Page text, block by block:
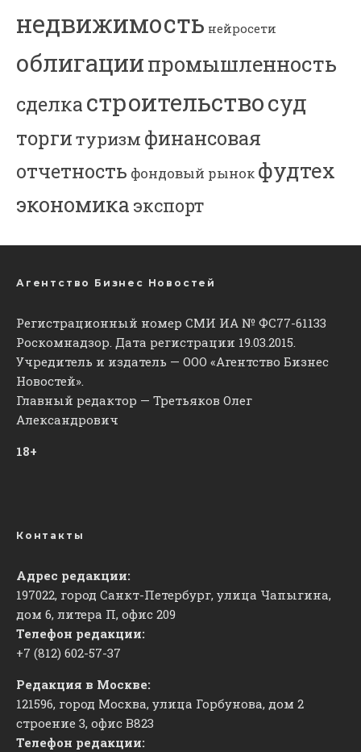
недвижимость нейросети
облигациипромышленность
сделкастроительствосуд
торгитуризм финансовая
отчетность фондовый рынок фудтех
экономика экспорт
Агентство Бизнес Новостей
Регистрационный номер СМИ ИА № ФС77-61133
Роскомнадзор. Дата регистрации 19.03.2015.
Учредитель и издатель — ООО «Агентство Бизнес
Новостей».
Главный редактор — Третьяков Олег
Александрович
18+
Контакты
Адрес редакции:
197022, город Санкт-Петербург, улица Чапыгина,
дом 6, литера П, офис 209
Телефон редакции:
+7 (812) 602-57-37
Редакция в Москве:
121596, город Москва, улица Горбунова, дом 2
строение 3, офис ​В823
Телефон редакции: